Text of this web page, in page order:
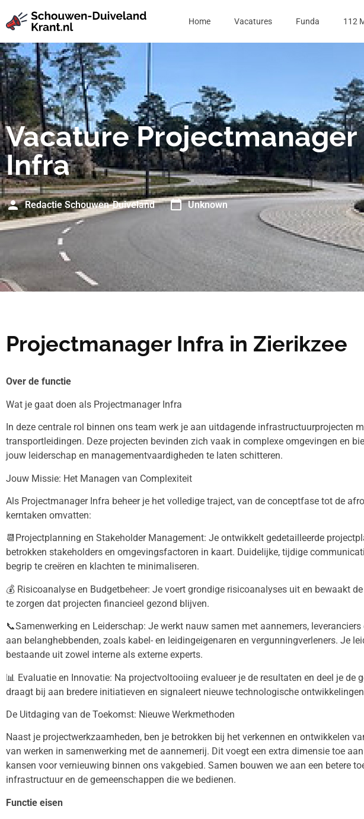
Home Vacatures Funda 112
Vacature Projectmanager
Infra
Redactie Schouwen-Duiveland Unknown
Projectmanager Infra in Zierikzee
Over de functie
Wat je gaat doen als Projectmanager Infra
In deze centrale rol binnen ons team werk je aan uitdagende infrastructuurprojecten
transportleidingen. Deze projecten bevinden zich vaak in complexe omgevingen en
jouw leiderschap en managementvaardigheden te laten schitteren.
Jouw Missie: Het Managen van Complexiteit
Als Projectmanager Infra beheer je het volledige traject, van de conceptfase tot de
kerntaken omvatten:
📆Projectplanning en Stakeholder Management: Je ontwikkelt gedetailleerde
betrokken stakeholders en omgevingsfactoren in kaart. Duidelijke, tijdige
begrip te creëren en klachten te minimaliseren.
💰 Risicoanalyse en Budgetbeheer: Je voert grondige risicoanalyses uit en bewaakt
te zorgen dat projecten financieel gezond blijven.
📞Samenwerking en Leiderschap: Je werkt nauw samen met aannemers, leveranciers
aan belanghebbenden, zoals kabel- en leidingeigenaren en vergunningverleners. Je
bestaande uit zowel interne als externe experts.
📊 Evaluatie en Innovatie: Na projectvoltooiing evalueer je de resultaten en deel je de
draagt bij aan bredere initiatieven en signaleert nieuwe technologische
De Uitdaging van de Toekomst: Nieuwe Werkmethoden
Naast je projectwerkzaamheden, ben je betrokken bij het verkennen en ontwikkelen
van werken in samenwerking met de aannemerij. Dit voegt een extra dimensie toe
kansen voor vernieuwing binnen ons vakgebied. Samen bouwen we aan een betere
infrastructuur en de gemeenschappen die we bedienen.
Functie eisen